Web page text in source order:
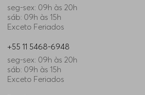
seg-sex: 09h às 20h
sáb: 09h às 15h
Exceto Feriados
+55 11 5468-6948
seg-sex: 09h às 20h
sáb: 09h às 15h
Exceto Feriados